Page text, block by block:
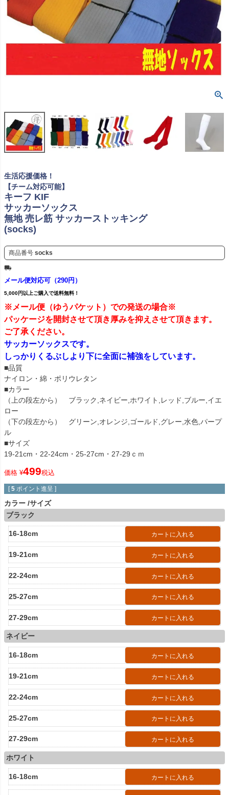
生活応援価格！
【チーム対応可能】
キーフ KIF
サッカーソックス
無地 売レ筋 サッカーストッキング
(socks)
商品番号 socks
メール便対応可（290円）
5,000円以上ご購入で送料無料！
※メール便（ゆうパケット）での発送の場合※
パッケージを開封させて頂き厚みを抑えさせて頂きます。
ご了承ください。
サッカーソックスです。
しっかりくるぶしより下に全面に補強をしています。
■品質
ナイロン・綿・ポリウレタン
■カラー
（上の段左から） ブラック,ネイビー,ホワイト,レッド,ブルー,イエ
ロー
（下の段左から） グリーン,オレンジ,ゴールド,グレー,水色,パープ
ル
■サイズ
19-21cm・22-24cm・25-27cm・27-29ｃｍ
価格 ¥499税込
[ 5 ポイント進呈 ]
カラー サイズ
ブラック
16-18cm カートに入れる
19-21cm カートに入れる
22-24cm カートに入れる
25-27cm カートに入れる
27-29cm カートに入れる
ネイビー
16-18cm カートに入れる
19-21cm カートに入れる
22-24cm カートに入れる
25-27cm カートに入れる
27-29cm カートに入れる
ホワイト
16-18cm カートに入れる